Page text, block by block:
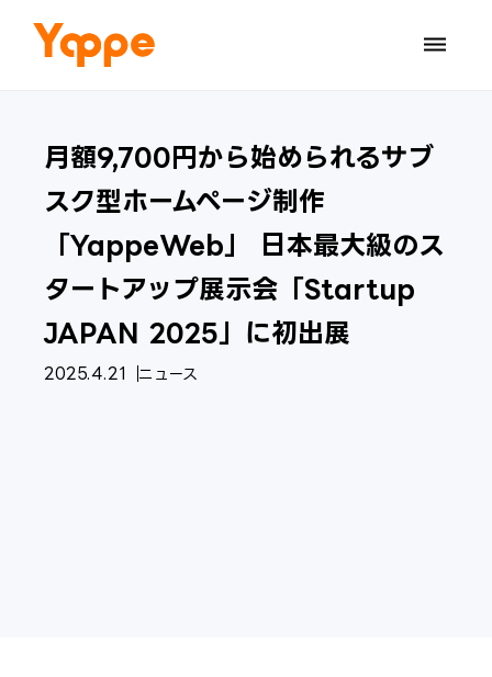
dehaze
月額9,700円から始められるサブ
スク型ホームページ制作
「YappeWeb」 日本最大級のス
タートアップ展示会「Startup
JAPAN 2025」に初出展
2025.4.21 ニュース